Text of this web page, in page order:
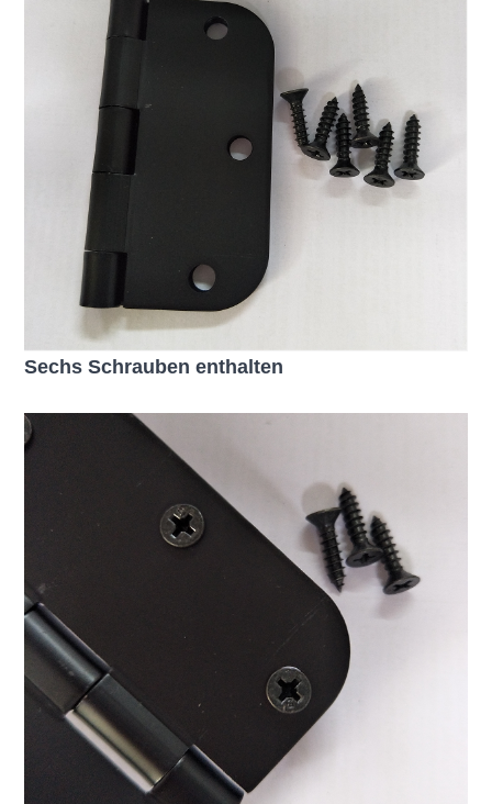
Sechs Schrauben enthalten